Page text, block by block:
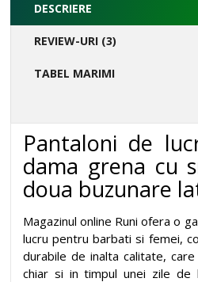
DESCRIERE
REVIEW-URI (3)
TABEL MARIMI
Pantaloni de
dama grena cu
doua buzunare
Magazinul online Runi ofera o
lucru pentru barbati si femei,
durabile de inalta calitate,
chiar si in timpul unei zile de